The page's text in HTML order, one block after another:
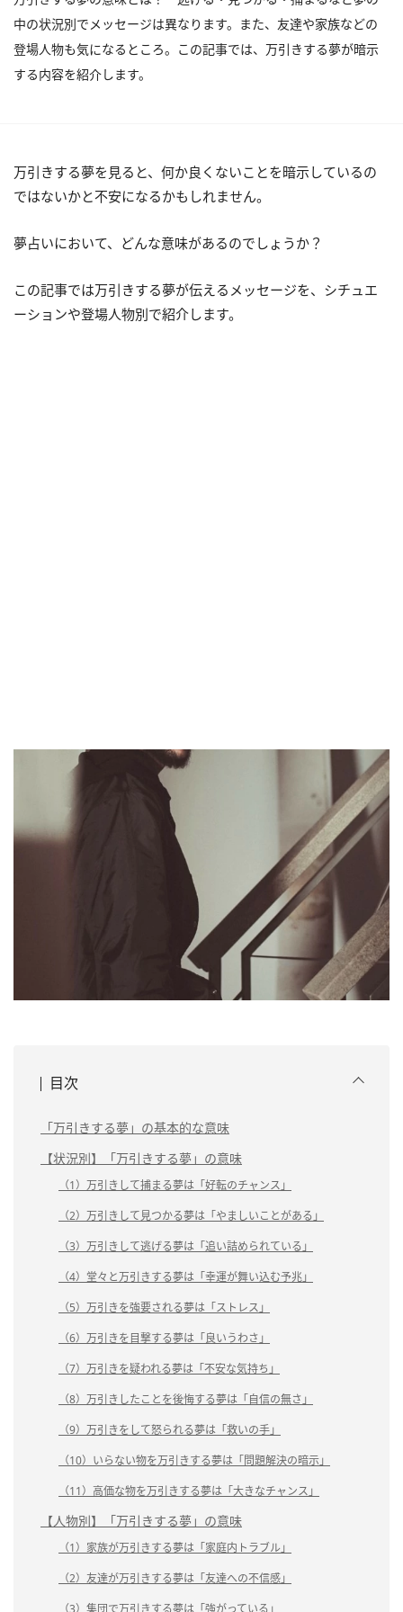
中の状況別でメッセージは異なります。また、友達や家族などの
登場人物も気になるところ。この記事では、万引きする夢が暗示
する内容を紹介します。
万引きする夢を見ると、何か良くないことを暗示しているの
ではないかと不安になるかもしれません。
夢占いにおいて、どんな意味があるのでしょうか？
この記事では万引きする夢が伝えるメッセージを、シチュエ
ーションや登場人物別で紹介します。
目次
「万引きする夢」の基本的な意味
【状況別】「万引きする夢」の意味
（1）万引きして捕まる夢は「好転のチャンス」
（2）万引きして見つかる夢は「やましいことがある」
（3）万引きして逃げる夢は「追い詰められている」
（4）堂々と万引きする夢は「幸運が舞い込む予兆」
（5）万引きを強要される夢は「ストレス」
（6）万引きを目撃する夢は「良いうわさ」
（7）万引きを疑われる夢は「不安な気持ち」
（8）万引きしたことを後悔する夢は「自信の無さ」
（9）万引きをして怒られる夢は「救いの手」
（10）いらない物を万引きする夢は「問題解決の暗示」
（11）高価な物を万引きする夢は「大きなチャンス」
【人物別】「万引きする夢」の意味
（1）家族が万引きする夢は「家庭内トラブル」
（2）友達が万引きする夢は「友達への不信感」
（3）集団で万引きする夢は「強がっている」